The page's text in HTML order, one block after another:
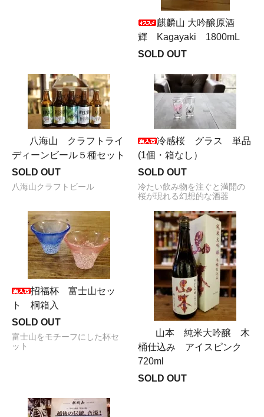
麒麟山 大吟醸原酒
輝 Kagayaki 1800mL
SOLD OUT
八海山 クラフトライ
ディーンビール５種セット
SOLD OUT
八海山クラフトビール
冷感桜 グラス 単品
(1個・箱なし）
SOLD OUT
冷たい飲み物を注ぐと満開の
桜が現れる幻想的な酒器
招福杯 富士山セッ
ト 桐箱入
SOLD OUT
富士山をモチーフにした杯セ
ット
山本 純米大吟醸 木
桶仕込み アイスピンク
720ml
SOLD OUT